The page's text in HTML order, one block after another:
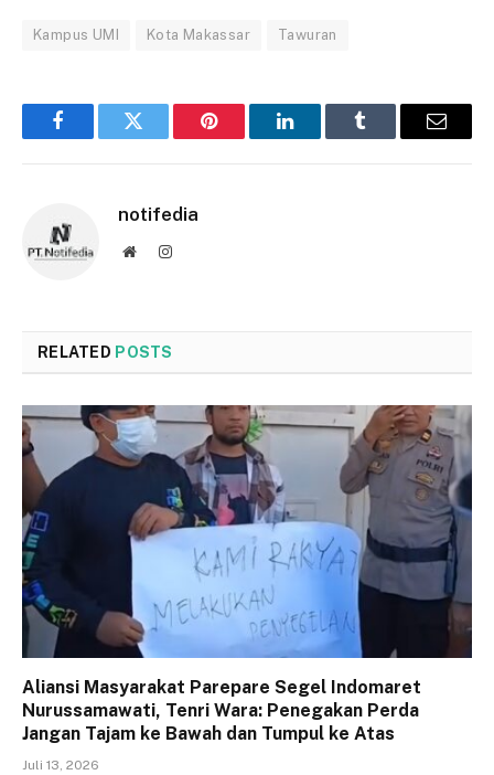
Kampus UMI Kota Makassar Tawuran
FacebookTwitter Pinterest LinkedInTumblr Email
notifedia
WebsiteInstagram
RELATED POSTS
Aliansi Masyarakat Parepare Segel Indomaret
Nurussamawati, Tenri Wara: Penegakan Perda
Jangan Tajam ke Bawah dan Tumpul ke Atas
Juli 13, 2026